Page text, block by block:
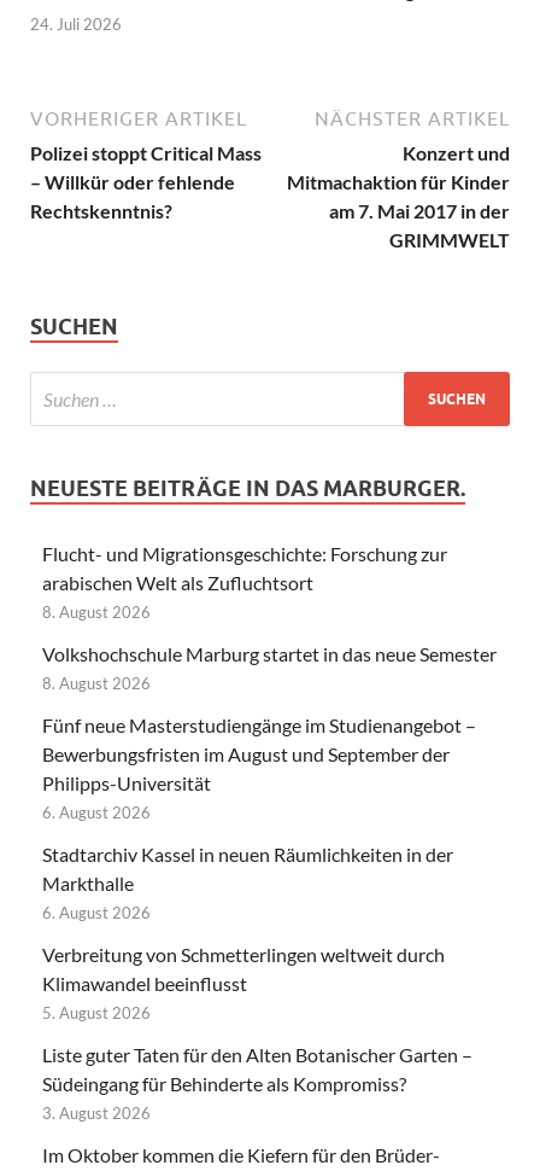
24. Juli 2026
VORHERIGER ARTIKEL
Polizei stoppt Critical Mass
– Willkür oder fehlende
Rechtskenntnis?
NÄCHSTER ARTIKEL
Konzert und
Mitmachaktion für Kinder
am 7. Mai 2017 in der
GRIMMWELT
SUCHEN
NEUESTE BEITRÄGE IN DAS MARBURGER.
Flucht- und Migrationsgeschichte: Forschung zur
arabischen Welt als Zufluchtsort
8. August 2026
Volkshochschule Marburg startet in das neue Semester
8. August 2026
Fünf neue Masterstudiengänge im Studienangebot –
Bewerbungsfristen im August und September der
Philipps-Universität
6. August 2026
Stadtarchiv Kassel in neuen Räumlichkeiten in der
Markthalle
6. August 2026
Verbreitung von Schmetterlingen weltweit durch
Klimawandel beeinflusst
5. August 2026
Liste guter Taten für den Alten Botanischer Garten –
Südeingang für Behinderte als Kompromiss?
3. August 2026
Im Oktober kommen die Kiefern für den Brüder-